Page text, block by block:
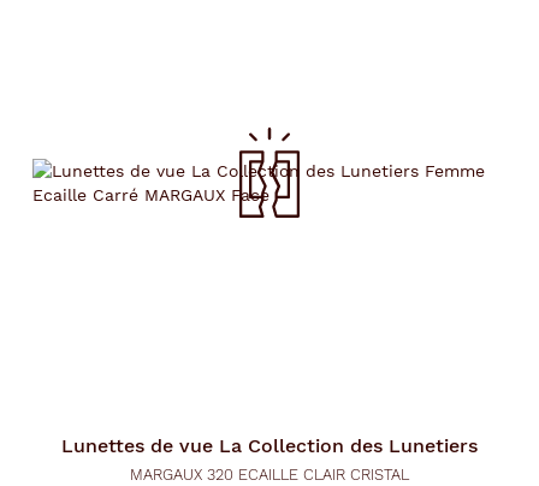
Lunettes de vue La Collection des Lunetiers
MARGAUX 320 ECAILLE CLAIR CRISTAL